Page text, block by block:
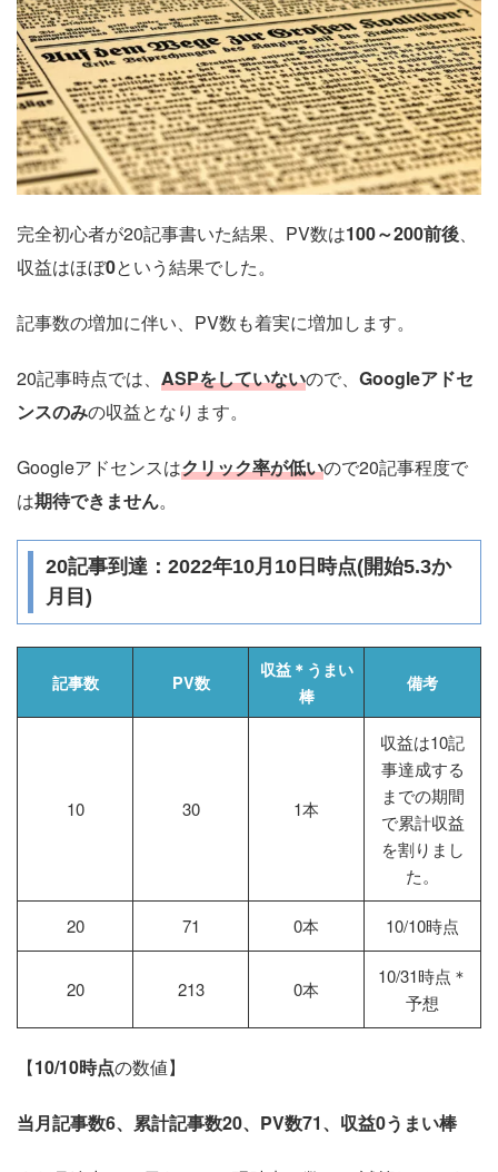
完全初心者が20記事書いた結果、PV数は100～200前後、
収益はほぼ0という結果でした。
記事数の増加に伴い、PV数も着実に増加します。
20記事時点では、 ASPをしていないので、 Googleアドセ
ンスのみの収益となります。
Googleアドセンスはクリック率が低いので20記事程度で
は期待できません。
20記事到達：2022年10月10日時点(開始5.3か
月目)
記事数 PV数
収益＊うまい
棒
備考
10 30 1本
収益は10記
事達成する
までの期間
で累計収益
を割りまし
た。
20 71 0本 10/10時点
20 213 0本
10/31時点＊
予想
【10/10時点の数値】
当月記事数6、累計記事数20、PV数71、収益0うまい棒